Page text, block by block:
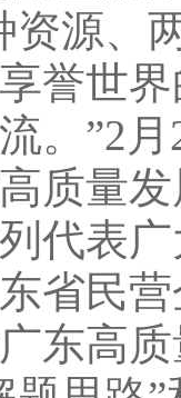
源、两
誉世
。”2
质量
代表
省民
东高